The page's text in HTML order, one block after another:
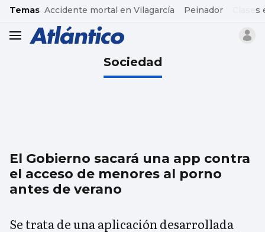
common.go-to-content
Temas Accidente mortal en Vilagarcía Peinador
header.menu.open
Sociedad
El Gobierno sacará una app contra
el acceso de menores al porno
antes de verano
Se trata de una aplicación desarrollada